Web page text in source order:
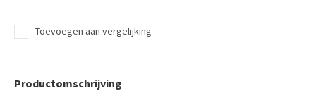
Toevoegen aan vergelijking
Productomschrijving